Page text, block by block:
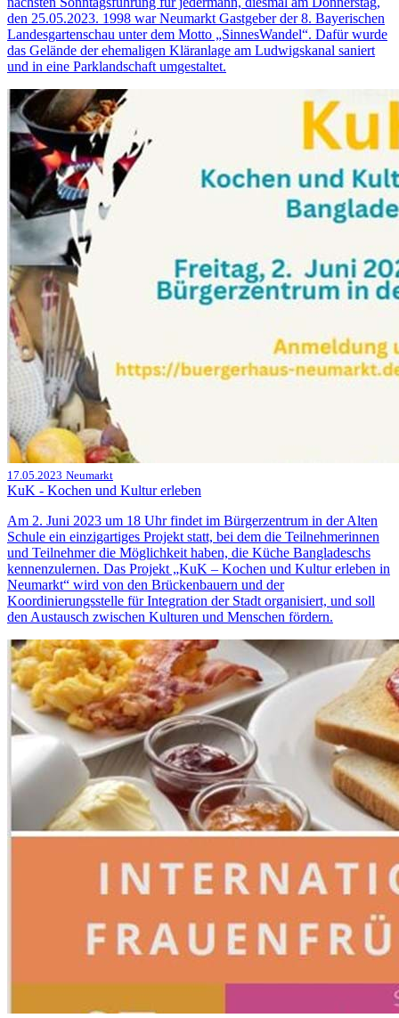
den 25.05.2023. 1998 war Neumarkt Gastgeber der 8. Bayerischen
Landesgartenschau unter dem Motto „SinnesWandel“. Dafür wurde
das Gelände der ehemaligen Kläranlage am Ludwigskanal saniert
und in eine Parklandschaft umgestaltet.
17.05.2023 Neumarkt
KuK - Kochen und Kultur erleben
Am 2. Juni 2023 um 18 Uhr findet im Bürgerzentrum in der Alten
Schule ein einzigartiges Projekt statt, bei dem die Teilnehmerinnen
und Teilnehmer die Möglichkeit haben, die Küche Bangladeschs
kennenzulernen. Das Projekt „KuK – Kochen und Kultur erleben in
Neumarkt“ wird von den Brückenbauern und der
Koordinierungsstelle für Integration der Stadt organisiert, und soll
den Austausch zwischen Kulturen und Menschen fördern.